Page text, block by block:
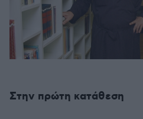
Στην πρώτη κατάθεση